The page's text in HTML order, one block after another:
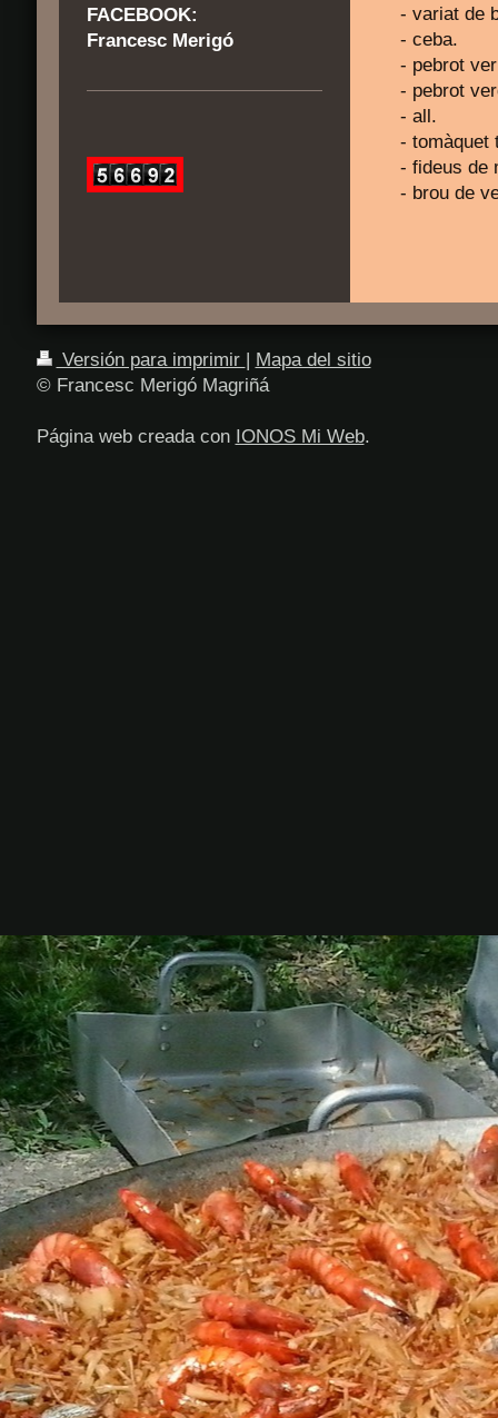
- variat
- ceba.
- pebrot
- pebrot
- all.
- tomàquet
- fideus de
- brou de
FACEBOOK:
Francesc Merigó
Versión para imprimir
Mapa del sitio
© Francesc Merigó Magriñá
Página web creada con IONOS Mi Web.